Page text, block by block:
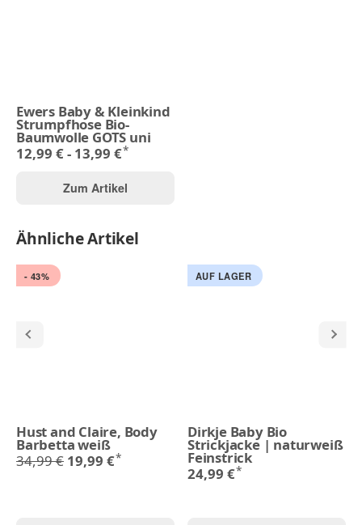
Ewers Baby & Kleinkind
Strumpfhose Bio-
Baumwolle GOTS uni
12,99 € - 13,99 €*
Zum Artikel
Ähnliche Artikel
- 43%
Hust and Claire, Body
Barbetta weiß
34,99 € 19,99 €*
AUF LAGER
Dirkje Baby Bio
Strickjacke | naturweiß
Feinstrick
24,99 €*